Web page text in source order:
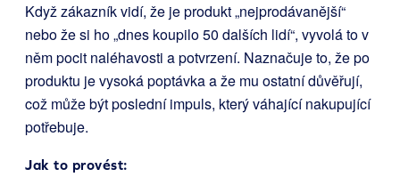
Když zákazník vidí, že je produkt „nejprodávanější“
nebo že si ho „dnes koupilo 50 dalších lidí“, vyvolá to v
něm pocit naléhavosti a potvrzení. Naznačuje to, že po
produktu je vysoká poptávka a že mu ostatní důvěřují,
což může být poslední impuls, který váhající nakupující
potřebuje.
Jak to provést: